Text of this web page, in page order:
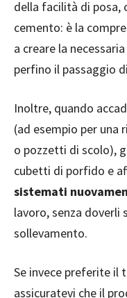
della facilità di posa,
cemento: è la
a creare la
perfino il passaggio
Inoltre, quando
(ad esempio per una
o pozzetti di scolo),
cubetti di porfido e
sistemati
lavoro, senza
sollevamento.
Se invece preferite il
assicuratevi che il